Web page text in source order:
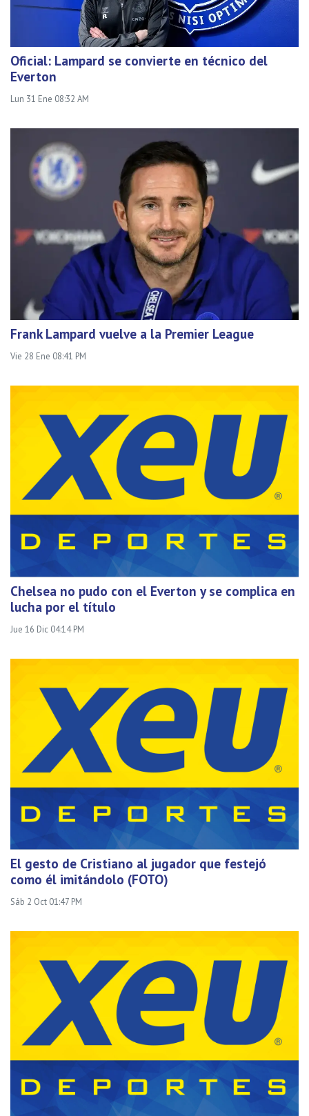
Oficial: Lampard se convierte en técnico del
Everton
Lun 31 Ene 08:32 AM
Frank Lampard vuelve a la Premier League
Vie 28 Ene 08:41 PM
Chelsea no pudo con el Everton y se complica en
lucha por el título
Jue 16 Dic 04:14 PM
El gesto de Cristiano al jugador que festejó
como él imitándolo (FOTO)
Sáb 2 Oct 01:47 PM